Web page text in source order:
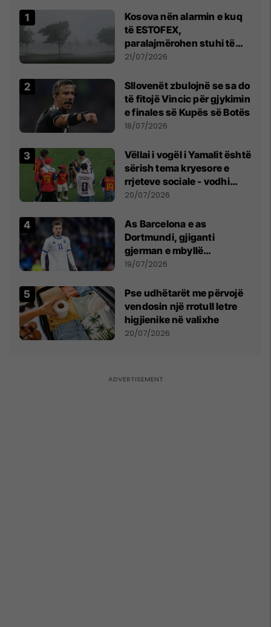
Kosova nën alarmin e kuq
të ESTOFEX,
paralajmërohen stuhi të
fuqishme me breshër dhe
21/07/2026
Sllovenët zbulojnë se sa do
të fitojë Vincic për gjykimin
e finales së Kupës së Botës
18/07/2026
Vëllai i vogël i Yamalit është
sërish tema kryesore e
rrjeteve sociale - vodhi
vëmendjen pas finales së
20/07/2026
As Barcelona e as
Dortmundi, gjiganti
gjerman e mbyllë
marrëveshjen për Fisnik
19/07/2026
Pse udhëtarët me përvojë
vendosin një rrotull letre
higjienike në valixhe
20/07/2026